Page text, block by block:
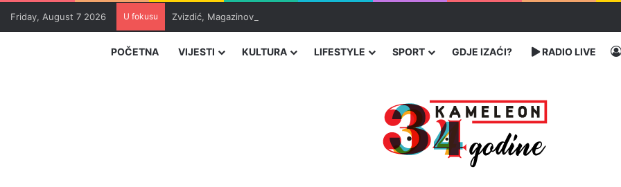
Friday, August 7 2026 U fokusu Zvizdić, Magazinović i Kojović traže poseban status za Memorijalni centar Srebrenica
POČETNA VIJESTI KULTURA LIFESTYLE SPORT GDJE IZAĆI? RADIO LIVE